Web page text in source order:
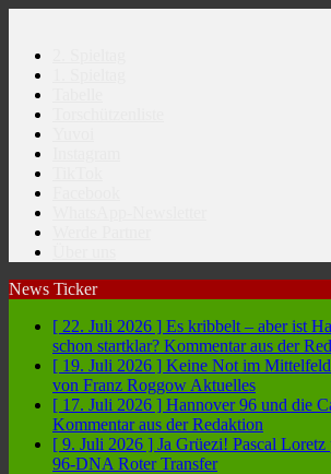
News Ticker
[ 22. Juli 2026 ] Es kribbelt – aber ist
schon startklar? Kommentar aus der
[ 19. Juli 2026 ] Keine Not im
von Franz Roggow Aktuelles
[ 17. Juli 2026 ] Hannover 96 und die
Kommentar aus der Redaktion
[ 9. Juli 2026 ] Ja Grüezi! Pascal Loretz
96-DNA Roter Transfer